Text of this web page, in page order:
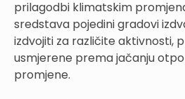
prilagodbi klimatskim
sredstava pojedini gradovi
izdvojiti za različite aktivnosti,
usmjerene prema jačanju
promjene.